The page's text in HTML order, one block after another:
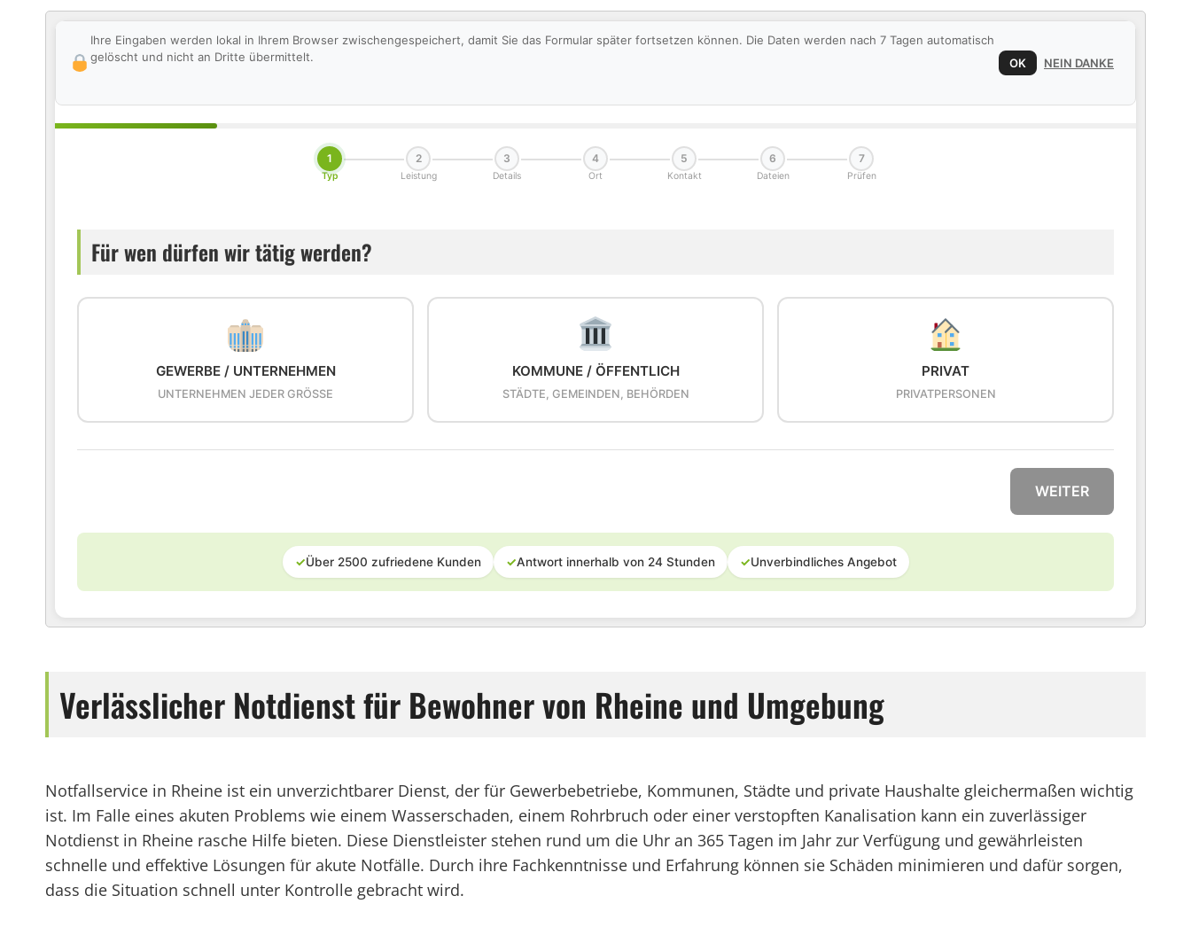
Ihre Eingaben werden lokal in Ihrem Browser zwischengespeichert, damit Sie das Formular später fortsetzen können. Die Daten werden nach 7 Tagen automatisch
gelöscht und nicht an Dritte übermittelt.
OK NEIN DANKE
1
Typ
2
Leistung
3
Details
4
Ort
5
Kontakt
6
Dateien
7
Prüfen
Für wen dürfen wir tätig werden?
GEWERBE / UNTERNEHMEN
UNTERNEHMEN JEDER GRÖSSE
KOMMUNE / ÖFFENTLICH
STÄDTE, GEMEINDEN, BEHÖRDEN
PRIVAT
PRIVATPERSONEN
WEITER
✓Über 2500 zufriedene Kunden ✓Antwort innerhalb von 24 Stunden ✓Unverbindliches Angebot
Verlässlicher Notdienst für Bewohner von Rheine und Umgebung
Notfallservice in Rheine ist ein unverzichtbarer Dienst, der für Gewerbebetriebe, Kommunen, Städte und private Haushalte gleichermaßen wichtig
ist. Im Falle eines akuten Problems wie einem Wasserschaden, einem Rohrbruch oder einer verstopften Kanalisation kann ein zuverlässiger
Notdienst in Rheine rasche Hilfe bieten. Diese Dienstleister stehen rund um die Uhr an 365 Tagen im Jahr zur Verfügung und gewährleisten
schnelle und effektive Lösungen für akute Notfälle. Durch ihre Fachkenntnisse und Erfahrung können sie Schäden minimieren und dafür sorgen,
dass die Situation schnell unter Kontrolle gebracht wird.